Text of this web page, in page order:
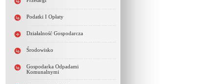
Podatki I Opłaty
Działalność Gospodarcza
Środowisko
Gospodarka Odpadami
Komunalnymi